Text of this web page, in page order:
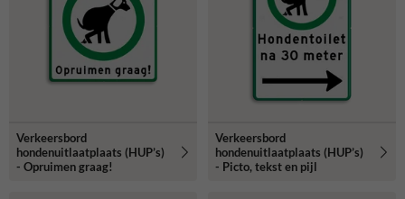
Verkeersbord
hondenuitlaatplaats (HUP’s)
- Opruimen graag!
Verkeersbord
hondenuitlaatplaats (HUP’s)
- Picto, tekst en pijl